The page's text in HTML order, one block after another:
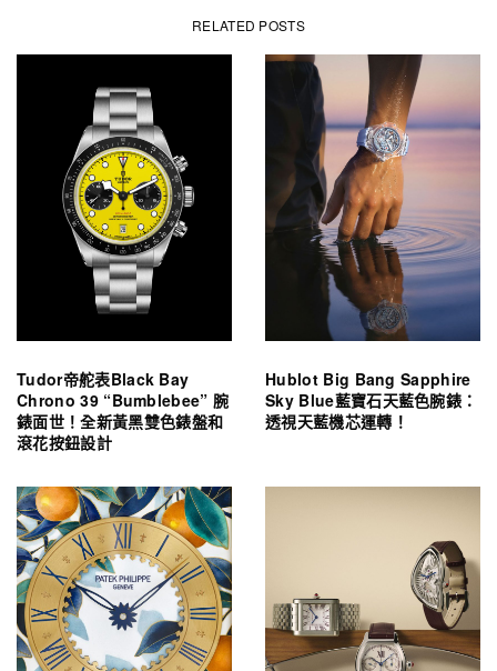
RELATED POSTS
Tudor帝舵表Black Bay
Chrono 39 “Bumblebee” 腕
錶面世！全新黃黑雙色錶盤和
滾花按鈕設計
Hublot Big Bang Sapphire
Sky Blue藍寶石天藍色腕錶：
透視天藍機芯運轉！